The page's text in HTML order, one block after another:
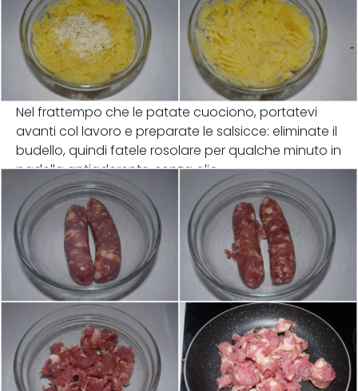
Nel frattempo che le patate cuociono, portatevi
avanti col lavoro e preparate le salsicce: eliminate il
budello, quindi fatele rosolare per qualche minuto in
padella antiaderente, senza olio.